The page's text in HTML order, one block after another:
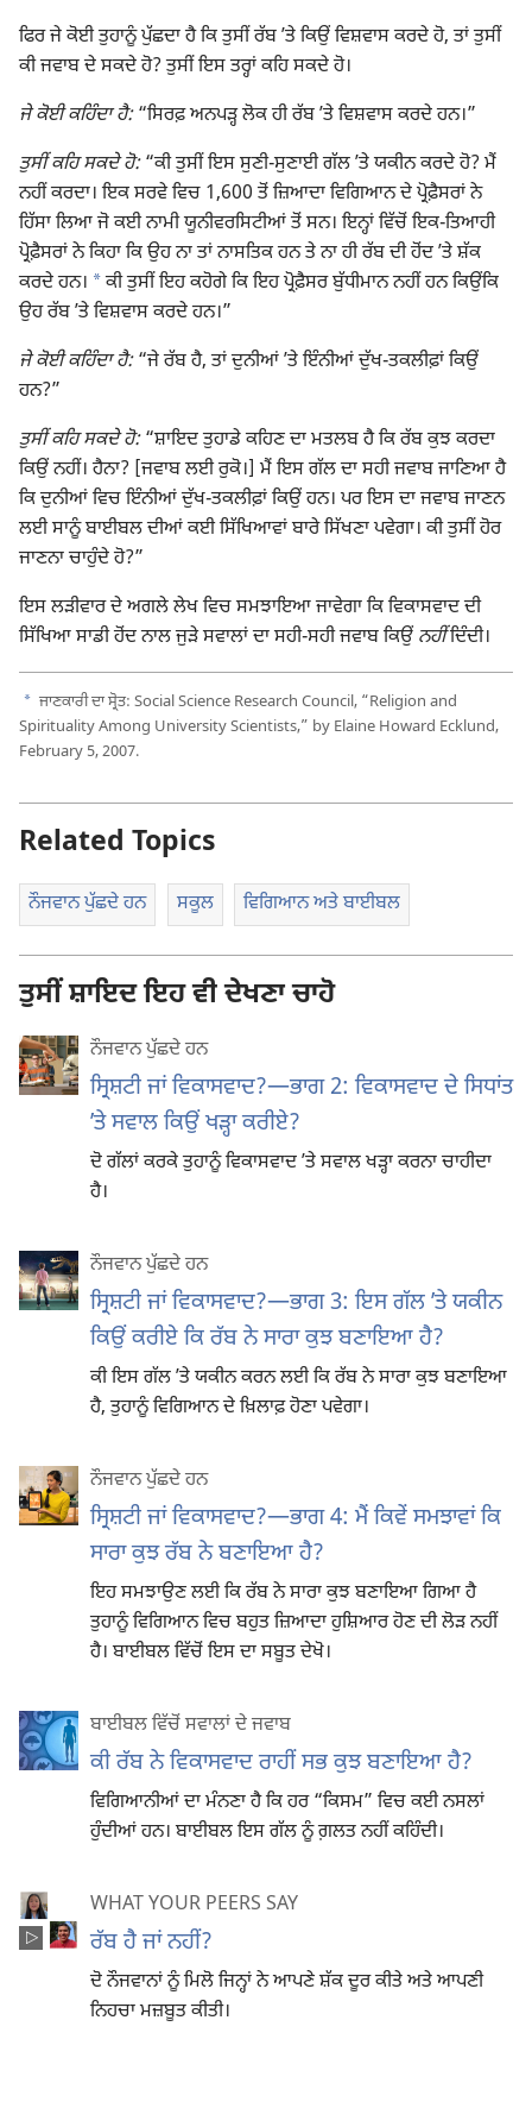
ਫਿਰ ਜੇ ਕੋਈ ਤੁਹਾਨੂੰ ਪੁੱਛਦਾ ਹੈ ਕਿ ਤੁਸੀਂ ਰੱਬ ʼਤੇ ਕਿਉਂ ਵਿਸ਼ਵਾਸ ਕਰਦੇ ਹੋ, ਤਾਂ ਤੁਸੀਂ
ਕੀ ਜਵਾਬ ਦੇ ਸਕਦੇ ਹੋ? ਤੁਸੀਂ ਇਸ ਤਰ੍ਹਾਂ ਕਹਿ ਸਕਦੇ ਹੋ।
ਜੇ ਕੋਈ ਕਹਿੰਦਾ ਹੈ:“ਸਿਰਫ਼ ਅਨਪੜ੍ਹ ਲੋਕ ਹੀ ਰੱਬ ʼਤੇ ਵਿਸ਼ਵਾਸ ਕਰਦੇ ਹਨ।”
ਤੁਸੀਂ ਕਹਿ ਸਕਦੇ ਹੋ:“ਕੀ ਤੁਸੀਂ ਇਸ ਸੁਣੀ-ਸੁਣਾਈ ਗੱਲ ʼਤੇ ਯਕੀਨ ਕਰਦੇ ਹੋ? ਮੈਂ
ਨਹੀਂ ਕਰਦਾ। ਇਕ ਸਰਵੇ ਵਿਚ 1,600 ਤੋਂ ਜ਼ਿਆਦਾ ਵਿਗਿਆਨ ਦੇ ਪ੍ਰੋਫ਼ੈਸਰਾਂ ਨੇ
ਹਿੱਸਾ ਲਿਆ ਜੋ ਕਈ ਨਾਮੀ ਯੂਨੀਵਰਸਿਟੀਆਂ ਤੋਂ ਸਨ। ਇਨ੍ਹਾਂ ਵਿੱਚੋਂ ਇਕ-ਤਿਆਹੀ
ਪ੍ਰੋਫ਼ੈਸਰਾਂ ਨੇ ਕਿਹਾ ਕਿ ਉਹ ਨਾ ਤਾਂ ਨਾਸਤਿਕ ਹਨ ਤੇ ਨਾ ਹੀ ਰੱਬ ਦੀ ਹੋਂਦ ʼਤੇ ਸ਼ੱਕ
ਕਰਦੇ ਹਨ। aਕੀ ਤੁਸੀਂ ਇਹ ਕਹੋਗੇ ਕਿ ਇਹ ਪ੍ਰੋਫ਼ੈਸਰ ਬੁੱਧੀਮਾਨ ਨਹੀਂ ਹਨ ਕਿਉਂਕਿ
ਉਹ ਰੱਬ ʼਤੇ ਵਿਸ਼ਵਾਸ ਕਰਦੇ ਹਨ।”
ਜੇ ਕੋਈ ਕਹਿੰਦਾ ਹੈ:“ਜੇ ਰੱਬ ਹੈ, ਤਾਂ ਦੁਨੀਆਂ ʼਤੇ ਇੰਨੀਆਂ ਦੁੱਖ-ਤਕਲੀਫ਼ਾਂ ਕਿਉਂ
ਹਨ?”
ਤੁਸੀਂ ਕਹਿ ਸਕਦੇ ਹੋ:“ਸ਼ਾਇਦ ਤੁਹਾਡੇ ਕਹਿਣ ਦਾ ਮਤਲਬ ਹੈ ਕਿ ਰੱਬ ਕੁਝ ਕਰਦਾ
ਕਿਉਂ ਨਹੀਂ। ਹੈਨਾ? [ਜਵਾਬ ਲਈ ਰੁਕੋ।] ਮੈਂ ਇਸ ਗੱਲ ਦਾ ਸਹੀ ਜਵਾਬ ਜਾਣਿਆ ਹੈ
ਕਿ ਦੁਨੀਆਂ ਵਿਚ ਇੰਨੀਆਂ ਦੁੱਖ-ਤਕਲੀਫ਼ਾਂ ਕਿਉਂ ਹਨ। ਪਰ ਇਸ ਦਾ ਜਵਾਬ ਜਾਣਨ
ਲਈ ਸਾਨੂੰ ਬਾਈਬਲ ਦੀਆਂ ਕਈ ਸਿੱਖਿਆਵਾਂ ਬਾਰੇ ਸਿੱਖਣਾ ਪਵੇਗਾ। ਕੀ ਤੁਸੀਂ ਹੋਰ
ਜਾਣਨਾ ਚਾਹੁੰਦੇ ਹੋ?”
ਇਸ ਲੜੀਵਾਰ ਦੇ ਅਗਲੇ ਲੇਖ ਵਿਚ ਸਮਝਾਇਆ ਜਾਵੇਗਾ ਕਿ ਵਿਕਾਸਵਾਦ ਦੀ
ਸਿੱਖਿਆ ਸਾਡੀ ਹੋਂਦ ਨਾਲ ਜੁੜੇ ਸਵਾਲਾਂ ਦਾ ਸਹੀ-ਸਹੀ ਜਵਾਬ ਕਿਉਂ ਨਹੀਂਦਿੰਦੀ।
a ਜਾਣਕਾਰੀ ਦਾ ਸ੍ਰੋਤ: Social Science Research Council, “Religion and
Spirituality Among University Scientists,” by Elaine Howard Ecklund,
February 5, 2007.
Related Topics
ਨੌਜਵਾਨ ਪੁੱਛਦੇ ਹਨ ਸਕੂਲ ਵਿਗਿਆਨ ਅਤੇ ਬਾਈਬਲ
ਤੁਸੀਂ ਸ਼ਾਇਦ ਇਹ ਵੀ ਦੇਖਣਾ ਚਾਹੋ
ਨੌਜਵਾਨ ਪੁੱਛਦੇ ਹਨ
ਸ੍ਰਿਸ਼ਟੀ ਜਾਂ ਵਿਕਾਸਵਾਦ?—ਭਾਗ 2: ਵਿਕਾਸਵਾਦ ਦੇ ਸਿਧਾਂਤ
ʼਤੇ ਸਵਾਲ ਕਿਉਂ ਖੜ੍ਹਾ ਕਰੀਏ?
ਦੋ ਗੱਲਾਂ ਕਰਕੇ ਤੁਹਾਨੂੰ ਵਿਕਾਸਵਾਦ ʼਤੇ ਸਵਾਲ ਖੜ੍ਹਾ ਕਰਨਾ ਚਾਹੀਦਾ
ਹੈ।
ਨੌਜਵਾਨ ਪੁੱਛਦੇ ਹਨ
ਸ੍ਰਿਸ਼ਟੀ ਜਾਂ ਵਿਕਾਸਵਾਦ?—ਭਾਗ 3: ਇਸ ਗੱਲ ʼਤੇ ਯਕੀਨ
ਕਿਉਂ ਕਰੀਏ ਕਿ ਰੱਬ ਨੇ ਸਾਰਾ ਕੁਝ ਬਣਾਇਆ ਹੈ?
ਕੀ ਇਸ ਗੱਲ ʼਤੇ ਯਕੀਨ ਕਰਨ ਲਈ ਕਿ ਰੱਬ ਨੇ ਸਾਰਾ ਕੁਝ ਬਣਾਇਆ
ਹੈ, ਤੁਹਾਨੂੰ ਵਿਗਿਆਨ ਦੇ ਖ਼ਿਲਾਫ਼ ਹੋਣਾ ਪਵੇਗਾ।
ਨੌਜਵਾਨ ਪੁੱਛਦੇ ਹਨ
ਸ੍ਰਿਸ਼ਟੀ ਜਾਂ ਵਿਕਾਸਵਾਦ?—ਭਾਗ 4: ਮੈਂ ਕਿਵੇਂ ਸਮਝਾਵਾਂ ਕਿ
ਸਾਰਾ ਕੁਝ ਰੱਬ ਨੇ ਬਣਾਇਆ ਹੈ?
ਇਹ ਸਮਝਾਉਣ ਲਈ ਕਿ ਰੱਬ ਨੇ ਸਾਰਾ ਕੁਝ ਬਣਾਇਆ ਗਿਆ ਹੈ
ਤੁਹਾਨੂੰ ਵਿਗਿਆਨ ਵਿਚ ਬਹੁਤ ਜ਼ਿਆਦਾ ਹੁਸ਼ਿਆਰ ਹੋਣ ਦੀ ਲੋੜ ਨਹੀਂ
ਹੈ। ਬਾਈਬਲ ਵਿੱਚੋਂ ਇਸ ਦਾ ਸਬੂਤ ਦੇਖੋ।
ਬਾਈਬਲ ਵਿੱਚੋਂ ਸਵਾਲਾਂ ਦੇ ਜਵਾਬ
ਕੀ ਰੱਬ ਨੇ ਵਿਕਾਸਵਾਦ ਰਾਹੀਂ ਸਭ ਕੁਝ ਬਣਾਇਆ ਹੈ?
ਵਿਗਿਆਨੀਆਂ ਦਾ ਮੰਨਣਾ ਹੈ ਕਿ ਹਰ “ਕਿਸਮ” ਵਿਚ ਕਈ ਨਸਲਾਂ
ਹੁੰਦੀਆਂ ਹਨ। ਬਾਈਬਲ ਇਸ ਗੱਲ ਨੂੰ ਗ਼ਲਤ ਨਹੀਂ ਕਹਿੰਦੀ।
WHAT YOUR PEERS SAY
ਰੱਬ ਹੈ ਜਾਂ ਨਹੀਂ?
ਦੋ ਨੌਜਵਾਨਾਂ ਨੂੰ ਮਿਲੋ ਜਿਨ੍ਹਾਂ ਨੇ ਆਪਣੇ ਸ਼ੱਕ ਦੂਰ ਕੀਤੇ ਅਤੇ ਆਪਣੀ
ਨਿਹਚਾ ਮਜ਼ਬੂਤ ਕੀਤੀ।